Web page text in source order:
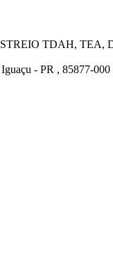
TDAH, TEA,
- PR , 85877-000